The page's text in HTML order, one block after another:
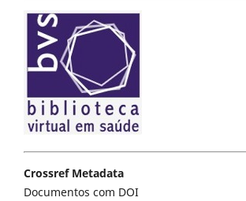
Crossref Metadata
Documentos com DOI